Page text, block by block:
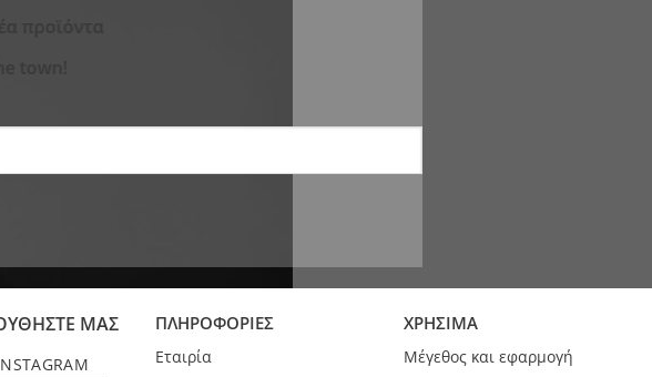
προϊόντα
town!
ΜΑΣ ΠΛΗΡΟΦΟΡΙΕΣ
Εταιρία
ΧΡΗΣΙΜΑ
Μέγεθος και εφαρμογή